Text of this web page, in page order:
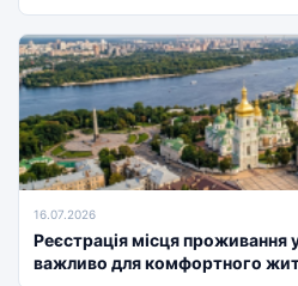
16.07.2026
Реєстрація місця проживання
важливо для комфортного